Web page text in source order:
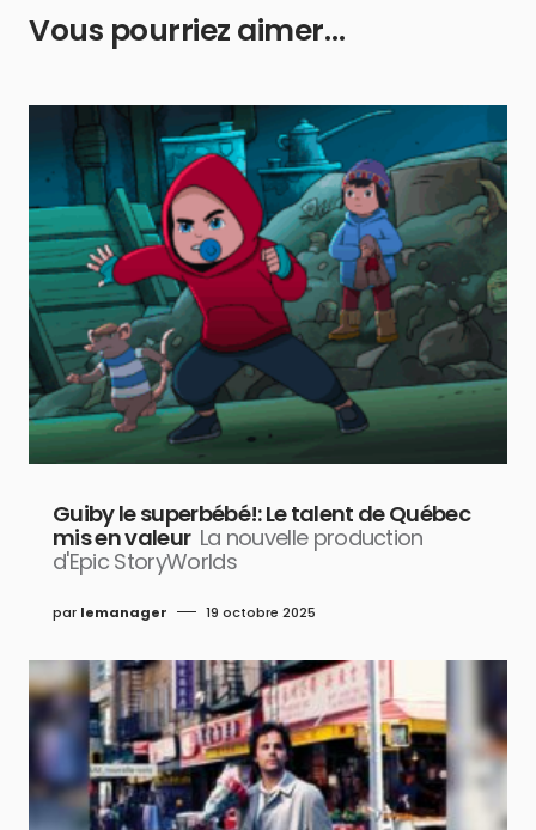
Vous pourriez aimer…
Guiby le superbébé!: Le talent de Québec
mis en valeur La nouvelle production
d'Epic StoryWorlds
par lemanager 19 octobre 2025